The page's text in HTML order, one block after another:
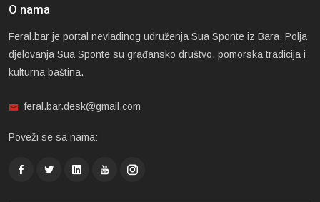
O nama
Feral.bar je portal nevladinog udruženja Sua Sponte iz Bara. Polja
djelovanja Sua Sponte su građansko društvo, pomorska tradicija i
kulturna baština.
feral.bar.desk@gmail.com
Poveži se sa nama: